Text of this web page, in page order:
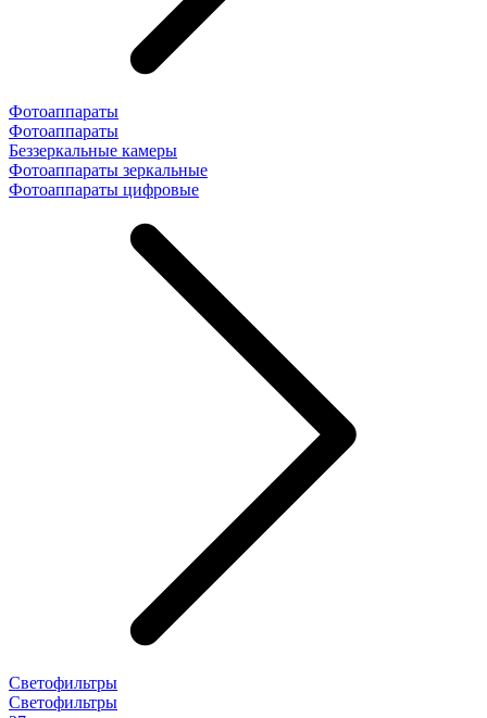
Фотоаппараты
Фотоаппараты
Беззеркальные камеры
Фотоаппараты зеркальные
Фотоаппараты цифровые
Светофильтры
Светофильтры